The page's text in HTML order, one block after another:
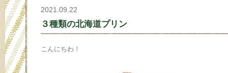
2021.09.22
３種類の北海道プリン
こんにちわ！